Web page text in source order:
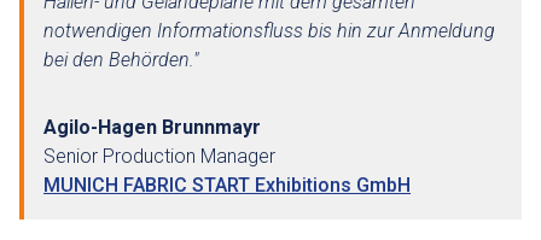
notwendigen Informationsfluss bis hin zur Anmeldung
bei den Behörden."
Agilo-Hagen Brunnmayr
Senior Production Manager
MUNICH FABRIC START Exhibitions GmbH